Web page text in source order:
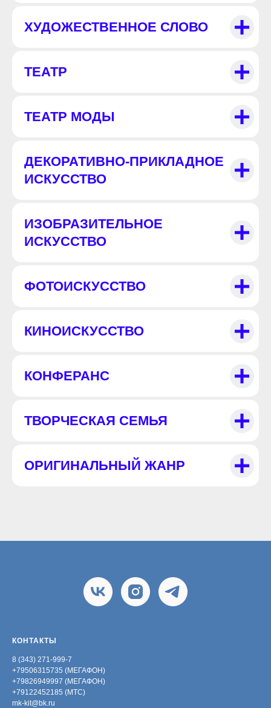
ХУДОЖЕСТВЕННОЕ СЛОВО
ТЕАТР
ТЕАТР МОДЫ
ДЕКОРАТИВНО-ПРИКЛАДНОЕ
ИСКУССТВО
ИЗОБРАЗИТЕЛЬНОЕ
ИСКУССТВО
ФОТОИСКУССТВО
КИНОИСКУССТВО
КОНФЕРАНС
ТВОРЧЕСКАЯ СЕМЬЯ
ОРИГИНАЛЬНЫЙ ЖАНР
КОНТАКТЫ
8 (343) 271-999-7
+79506315735 (МЕГАФОН)
+79826949997 (МЕГАФОН)
+79122452185 (МТС)
mk-kit@bk.ru